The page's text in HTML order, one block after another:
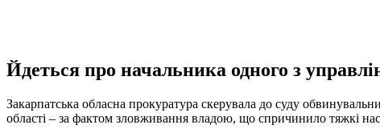
Йдеться про начальника одного з
Закарпатська обласна прокуратура скерувала до суду
області – за фактом зловживання владою, що спричинило тяжкі